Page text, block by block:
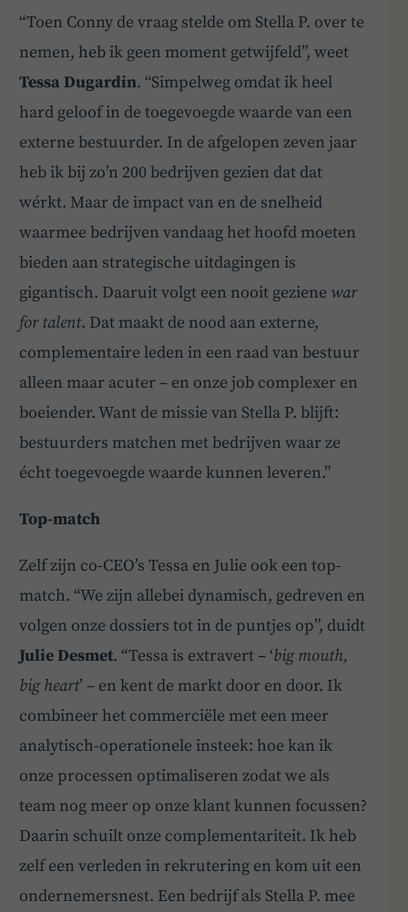
“Toen Conny de vraag stelde om Stella P. over te
nemen, heb ik geen moment getwijfeld”, weet
Tessa Dugardin. “Simpelweg omdat ik heel
hard geloof in de toegevoegde waarde van een
externe bestuurder. In de afgelopen zeven jaar
heb ik bij zo’n 200 bedrijven gezien dat dat
wérkt. Maar de impact van en de snelheid
waarmee bedrijven vandaag het hoofd moeten
bieden aan strategische uitdagingen is
gigantisch. Daaruit volgt een nooit geziene war
for talent. Dat maakt de nood aan externe,
complementaire leden in een raad van bestuur
alleen maar acuter – en onze job complexer en
boeiender. Want de missie van Stella P. blijft:
bestuurders matchen met bedrijven waar ze
écht toegevoegde waarde kunnen leveren.”
Top-match
Zelf zijn co-CEO’s Tessa en Julie ook een top-
match. “We zijn allebei dynamisch, gedreven en
volgen onze dossiers tot in de puntjes op”, duidt
Julie Desmet. “Tessa is extravert – ‘big mouth,
big heart’ – en kent de markt door en door. Ik
combineer het commerciële met een meer
analytisch-operationele insteek: hoe kan ik
onze processen optimaliseren zodat we als
team nog meer op onze klant kunnen focussen?
Daarin schuilt onze complementariteit. Ik heb
zelf een verleden in rekrutering en kom uit een
ondernemersnest. Een bedrijf als Stella P. mee
BoardBuddy
Hey! Heb je een vraag over goed bestuur? Stel
ze gerust!